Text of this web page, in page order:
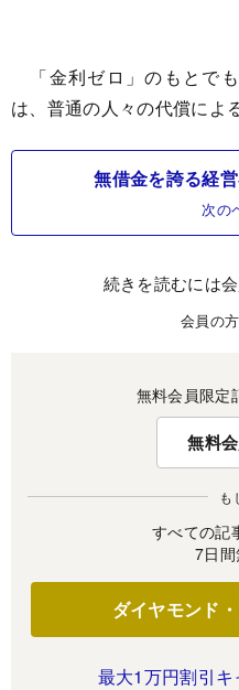
「金利ゼロ」のもとで
は、普通の人々の代償によ
無借金を誇る経
次の
続きを読むには
会員の
無料会員限定
無料
も
すべての記
7日
ダイヤモンド
最大1万円割引キ